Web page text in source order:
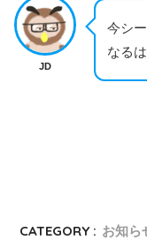
JD
今シ
なる
CATEGORY : お知ら